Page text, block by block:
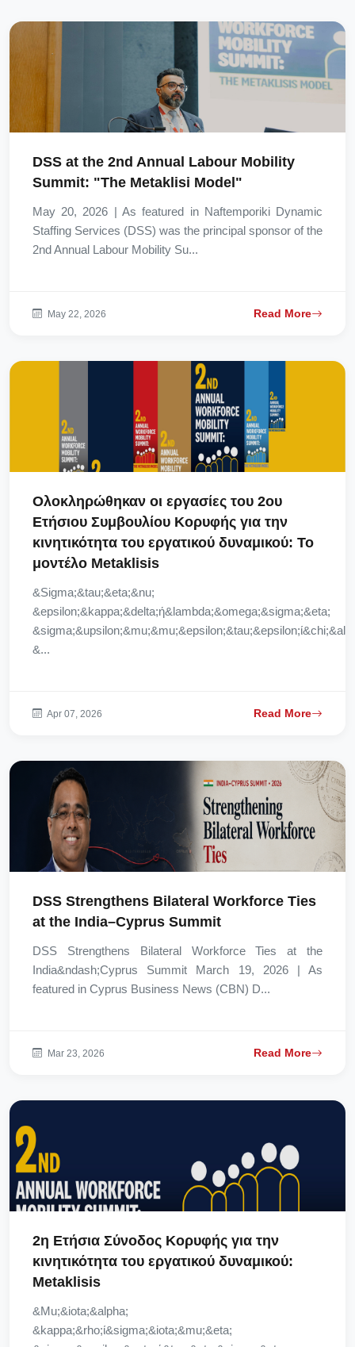
DSS at the 2nd Annual Labour Mobility
Summit: "The Metaklisi Model"
May 20, 2026 | As featured in Naftemporiki Dynamic
Staffing Services (DSS) was the principal sponsor of the
2nd Annual Labour Mobility Su...
May 22, 2026 Read More
Ολοκληρώθηκαν οι εργασίες του 2ου
Ετήσιου Συμβουλίου Κορυφής για την
κινητικότητα του εργατικού δυναμικού: Το
μοντέλο Metaklisis
&Sigma;&tau;&eta;&nu;
&epsilon;&kappa;&delta;ή&lambda;&omega;&sigma;&eta;
&...
Apr 07, 2026 Read More
DSS Strengthens Bilateral Workforce Ties
at the India–Cyprus Summit
DSS Strengthens Bilateral Workforce Ties at the
India&ndash;Cyprus Summit March 19, 2026 | As
featured in Cyprus Business News (CBN) D...
Mar 23, 2026 Read More
2η Ετήσια Σύνοδος Κορυφής για την
κινητικότητα του εργατικού δυναμικού:
Metaklisis
&Mu;&iota;&alpha;
&kappa;&rho;ί&sigma;&iota;&mu;&eta;